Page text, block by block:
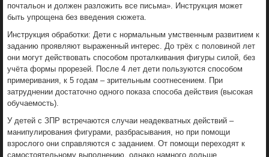
почтальон и должен разложить все письма». Инструкция может
быть упрощена без введения сюжета.
Инструкция обработки: Дети с нормальным умственным развитием к
заданию проявляют выраженный интерес. До трёх с половиной лет
они могут действовать способом проталкивания фигуры силой, без
учёта формы прорезей. После 4 лет дети пользуются способом
примеривания, к 5 годам – зрительным соотнесением. При
затруднении достаточно одного показа способа действия (высокая
обучаемость).
У детей с ЗПР встречаются случаи неадекватных действий –
манипулирования фигурами, разбрасывания, но при помощи
взрослого они справляются с заданием. От помощи переходят к
самостоятельному выполнению, однако намного дольше